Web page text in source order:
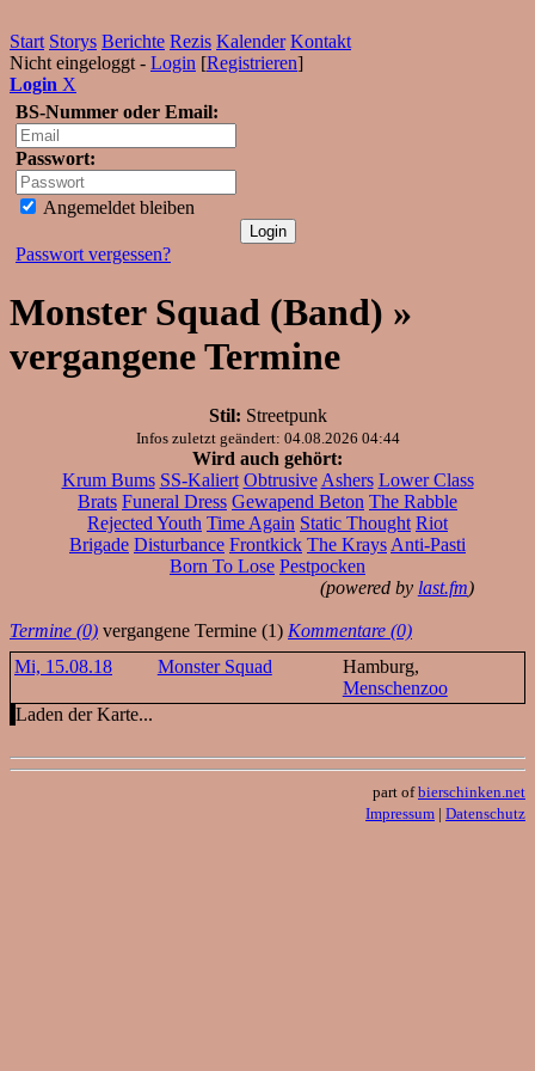
Start Storys Berichte Rezis Kalender Kontakt
Nicht eingeloggt - Login [Registrieren]
Login X
BS-Nummer oder Email:
Passwort:
Angemeldet bleiben
Passwort vergessen?
Monster Squad (Band) »
vergangene Termine
Stil: Streetpunk
Infos zuletzt geändert: 04.08.2026 04:44
Wird auch gehört:
Krum Bums SS-Kaliert Obtrusive Ashers Lower Class
Brats Funeral Dress Gewapend Beton The Rabble
Rejected Youth Time Again Static Thought Riot
Brigade Disturbance Frontkick The Krays Anti-Pasti
Born To Lose Pestpocken
(powered by last.fm)
Termine (0) vergangene Termine (1) Kommentare (0)
Mi, 15.08.18
Monster Squad
Hamburg,
Menschenzoo
Laden der Karte...
part ofbierschinken.net
Impressum | Datenschutz